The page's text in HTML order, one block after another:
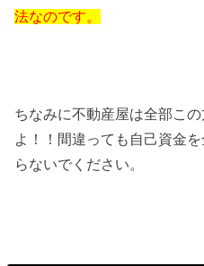
法なのです。
ちなみに不動産屋は全部こ
よ！！間違っても自己資金
らないでください。